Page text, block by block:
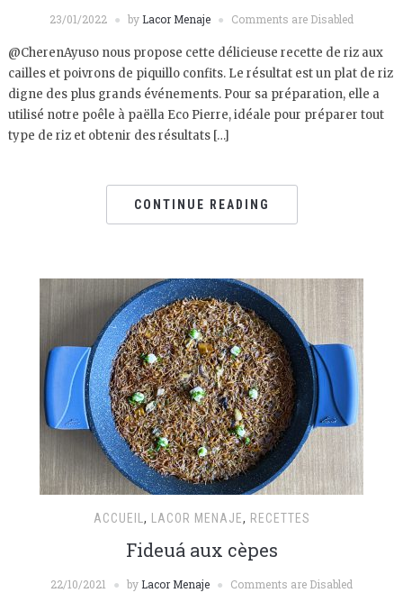
23/01/2022 by Lacor Menaje Comments are Disabled
@CherenAyuso nous propose cette délicieuse recette de riz aux
cailles et poivrons de piquillo confits. Le résultat est un plat de riz
digne des plus grands événements. Pour sa préparation, elle a
utilisé notre poêle à paëlla Eco Pierre, idéale pour préparer tout
type de riz et obtenir des résultats […]
CONTINUE READING
ACCUEIL , LACOR MENAJE, RECETTES
Fideuá aux cèpes
22/10/2021 by Lacor Menaje Comments are Disabled